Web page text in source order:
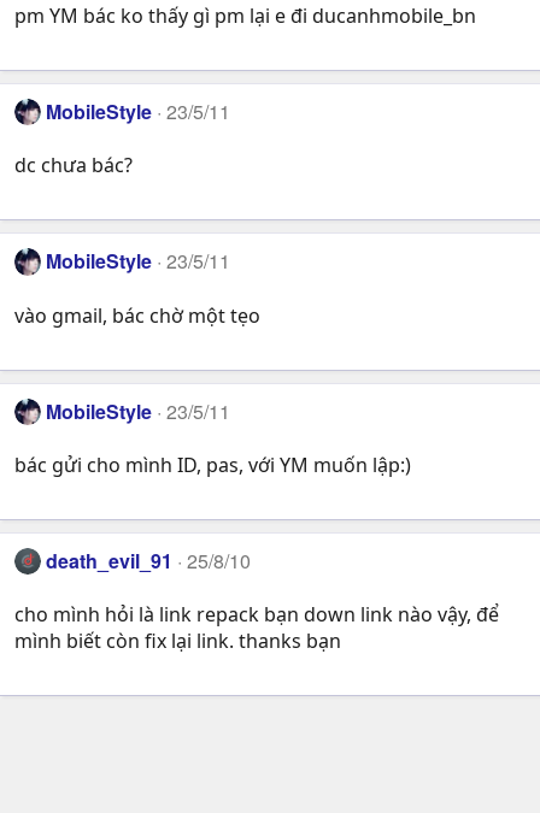
pm YM bác ko thấy gì pm lại e đi ducanhmobile_bn
MobileStyle 23/5/11
dc chưa bác?
MobileStyle 23/5/11
vào gmail, bác chờ một tẹo
MobileStyle 23/5/11
bác gửi cho mình ID, pas, với YM muốn lập:)
death_evil_91 25/8/10
cho mình hỏi là link repack bạn down link nào vậy, để
mình biết còn fix lại link. thanks bạn